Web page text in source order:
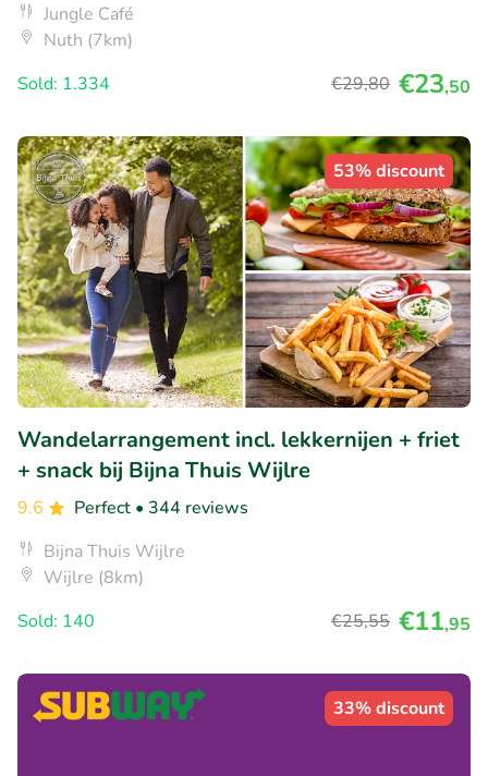
Jungle Café
Nuth (7km)
Sold: 1.334
€29,80 €23,50
53% discount
Wandelarrangement incl. lekkernijen + friet
+ snack bij Bijna Thuis Wijlre
9.6 Perfect • 344 reviews
Bijna Thuis Wijlre
Wijlre (8km)
Sold: 140
€25,55 €11,95
33% discount